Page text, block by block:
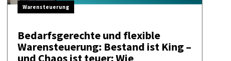
Warensteuerung
Bedarfsgerechte und flexible
Warensteuerung: Bestand ist King –
und Chaos ist teuer: Wie